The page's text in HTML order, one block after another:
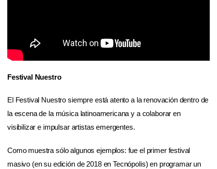
Festival Nuestro
El Festival Nuestro siempre está atento a la renovación dentro de
la escena de la música latinoamericana y a colaborar en
visibilizar e impulsar artistas emergentes.
Como muestra sólo algunos ejemplos: fue el primer festival
masivo (en su edición de 2018 en Tecnópolis) en programar un